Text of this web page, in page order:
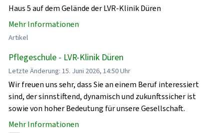
Haus 5 auf dem Gelände der LVR-Klinik Düren
Mehr Informationen
Artikel
Pflegeschule - LVR-Klinik Düren
Letzte Änderung: 15. Juni 2026, 14:50 Uhr
Wir freuen uns sehr, dass Sie an einem Beruf interessiert
sind, der sinnstiftend, dynamisch und zukunftssicher ist
sowie von hoher Bedeutung für unsere Gesellschaft.
Mehr Informationen